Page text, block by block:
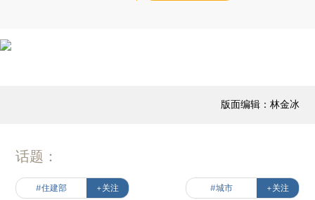
版面编辑：林金冰
话题：
#住建部 +关注 #城市 +关注